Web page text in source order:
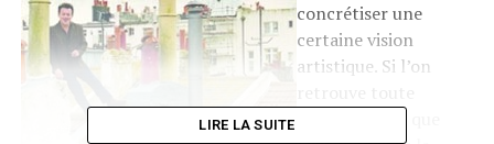
concrétiser une
certaine vision
artistique. Si l’on
LIRE LA SUITE